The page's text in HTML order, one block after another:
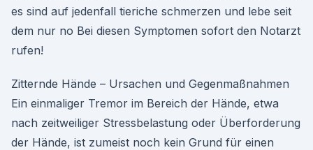
es sind auf jedenfall tieriche schmerzen und lebe seit
dem nur no Bei diesen Symptomen sofort den Notarzt
rufen!
Zitternde Hände – Ursachen und Gegenmaßnahmen
Ein einmaliger Tremor im Bereich der Hände, etwa
nach zeitweiliger Stressbelastung oder Überforderung
der Hände, ist zumeist noch kein Grund für einen